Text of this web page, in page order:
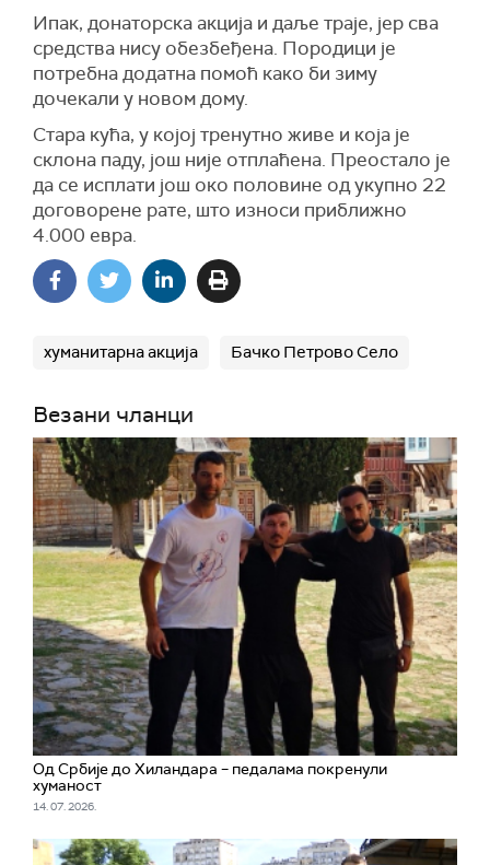
Ипак, донаторска акција и даље траје, јер сва
средства нису обезбеђена. Породици је
потребна додатна помоћ како би зиму
дочекали у новом дому.
Стара кућа, у којој тренутно живе и која је
склона паду, још није отплаћена. Преостало је
да се исплати још око половине од укупно 22
договорене рате, што износи приближно
4.000 евра.
хуманитарна акција Бачко Петрово Село
Везани чланци
Од Србије до Хиландара – педалама покренули
хуманост
14. 07. 2026.